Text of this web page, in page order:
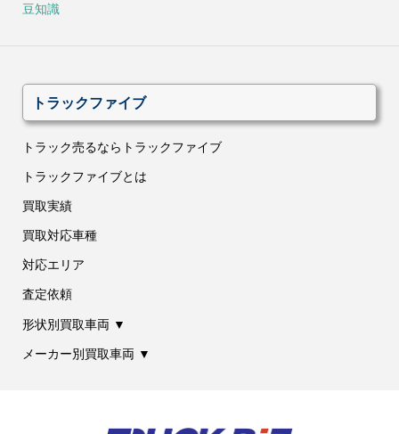
豆知識
トラックファイブ
トラック売るならトラックファイブ
トラックファイブとは
買取実績
買取対応車種
対応エリア
査定依頼
形状別買取車両 ▼
メーカー別買取車両 ▼